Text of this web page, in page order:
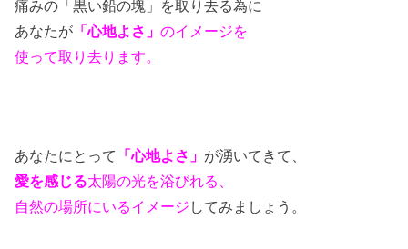
痛みの「黒い鉛の塊」を取り去る為に
あなたが 「心地よさ」のイメージを
使って取り去ります。
あなたにとって 「心地よ さ 」 が湧いてきて、
愛を感じる太陽の光を浴びれる、
自然の場所にいるイメージ してみましょう。